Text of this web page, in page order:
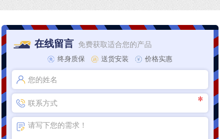
在线留言 免费获取适合您的产品
终身质保 送货安装 价格实惠